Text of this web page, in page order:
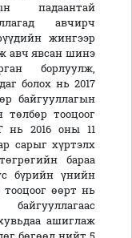
падаантай
авчирч
жингээр
авч явсан шинэ
борлуулж,
болох нь 2017
байгууллагын
төлбөр тооцоог
нь 2016 оны 11
сарыг хүртэлх
бараа
бүрийн үнийн
тооцоог өөрт нь
ашиглаж